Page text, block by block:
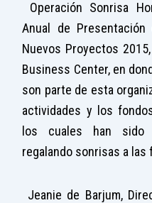
Operación Sonrisa
Anual de
Nuevos Proyectos
Business Center, en
son parte de esta
actividades y los
los cuales han sido
regalando sonrisas a las
Jeanie de Barjum,